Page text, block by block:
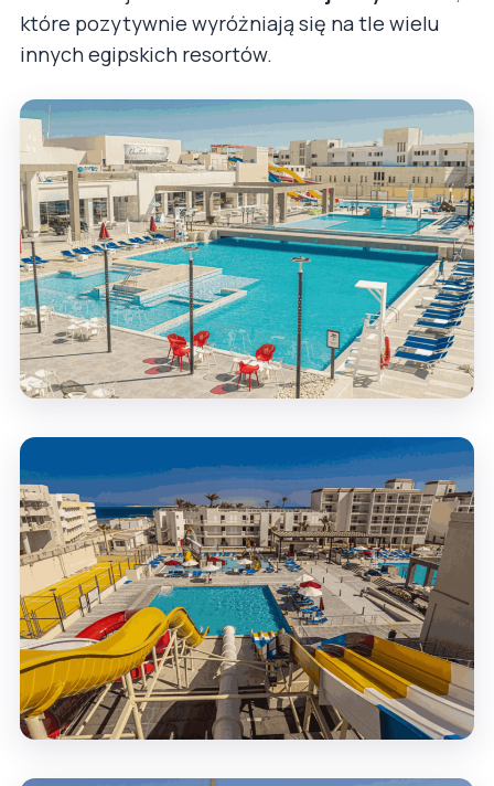
które pozytywnie wyróżniają się na tle wielu
innych egipskich resortów.